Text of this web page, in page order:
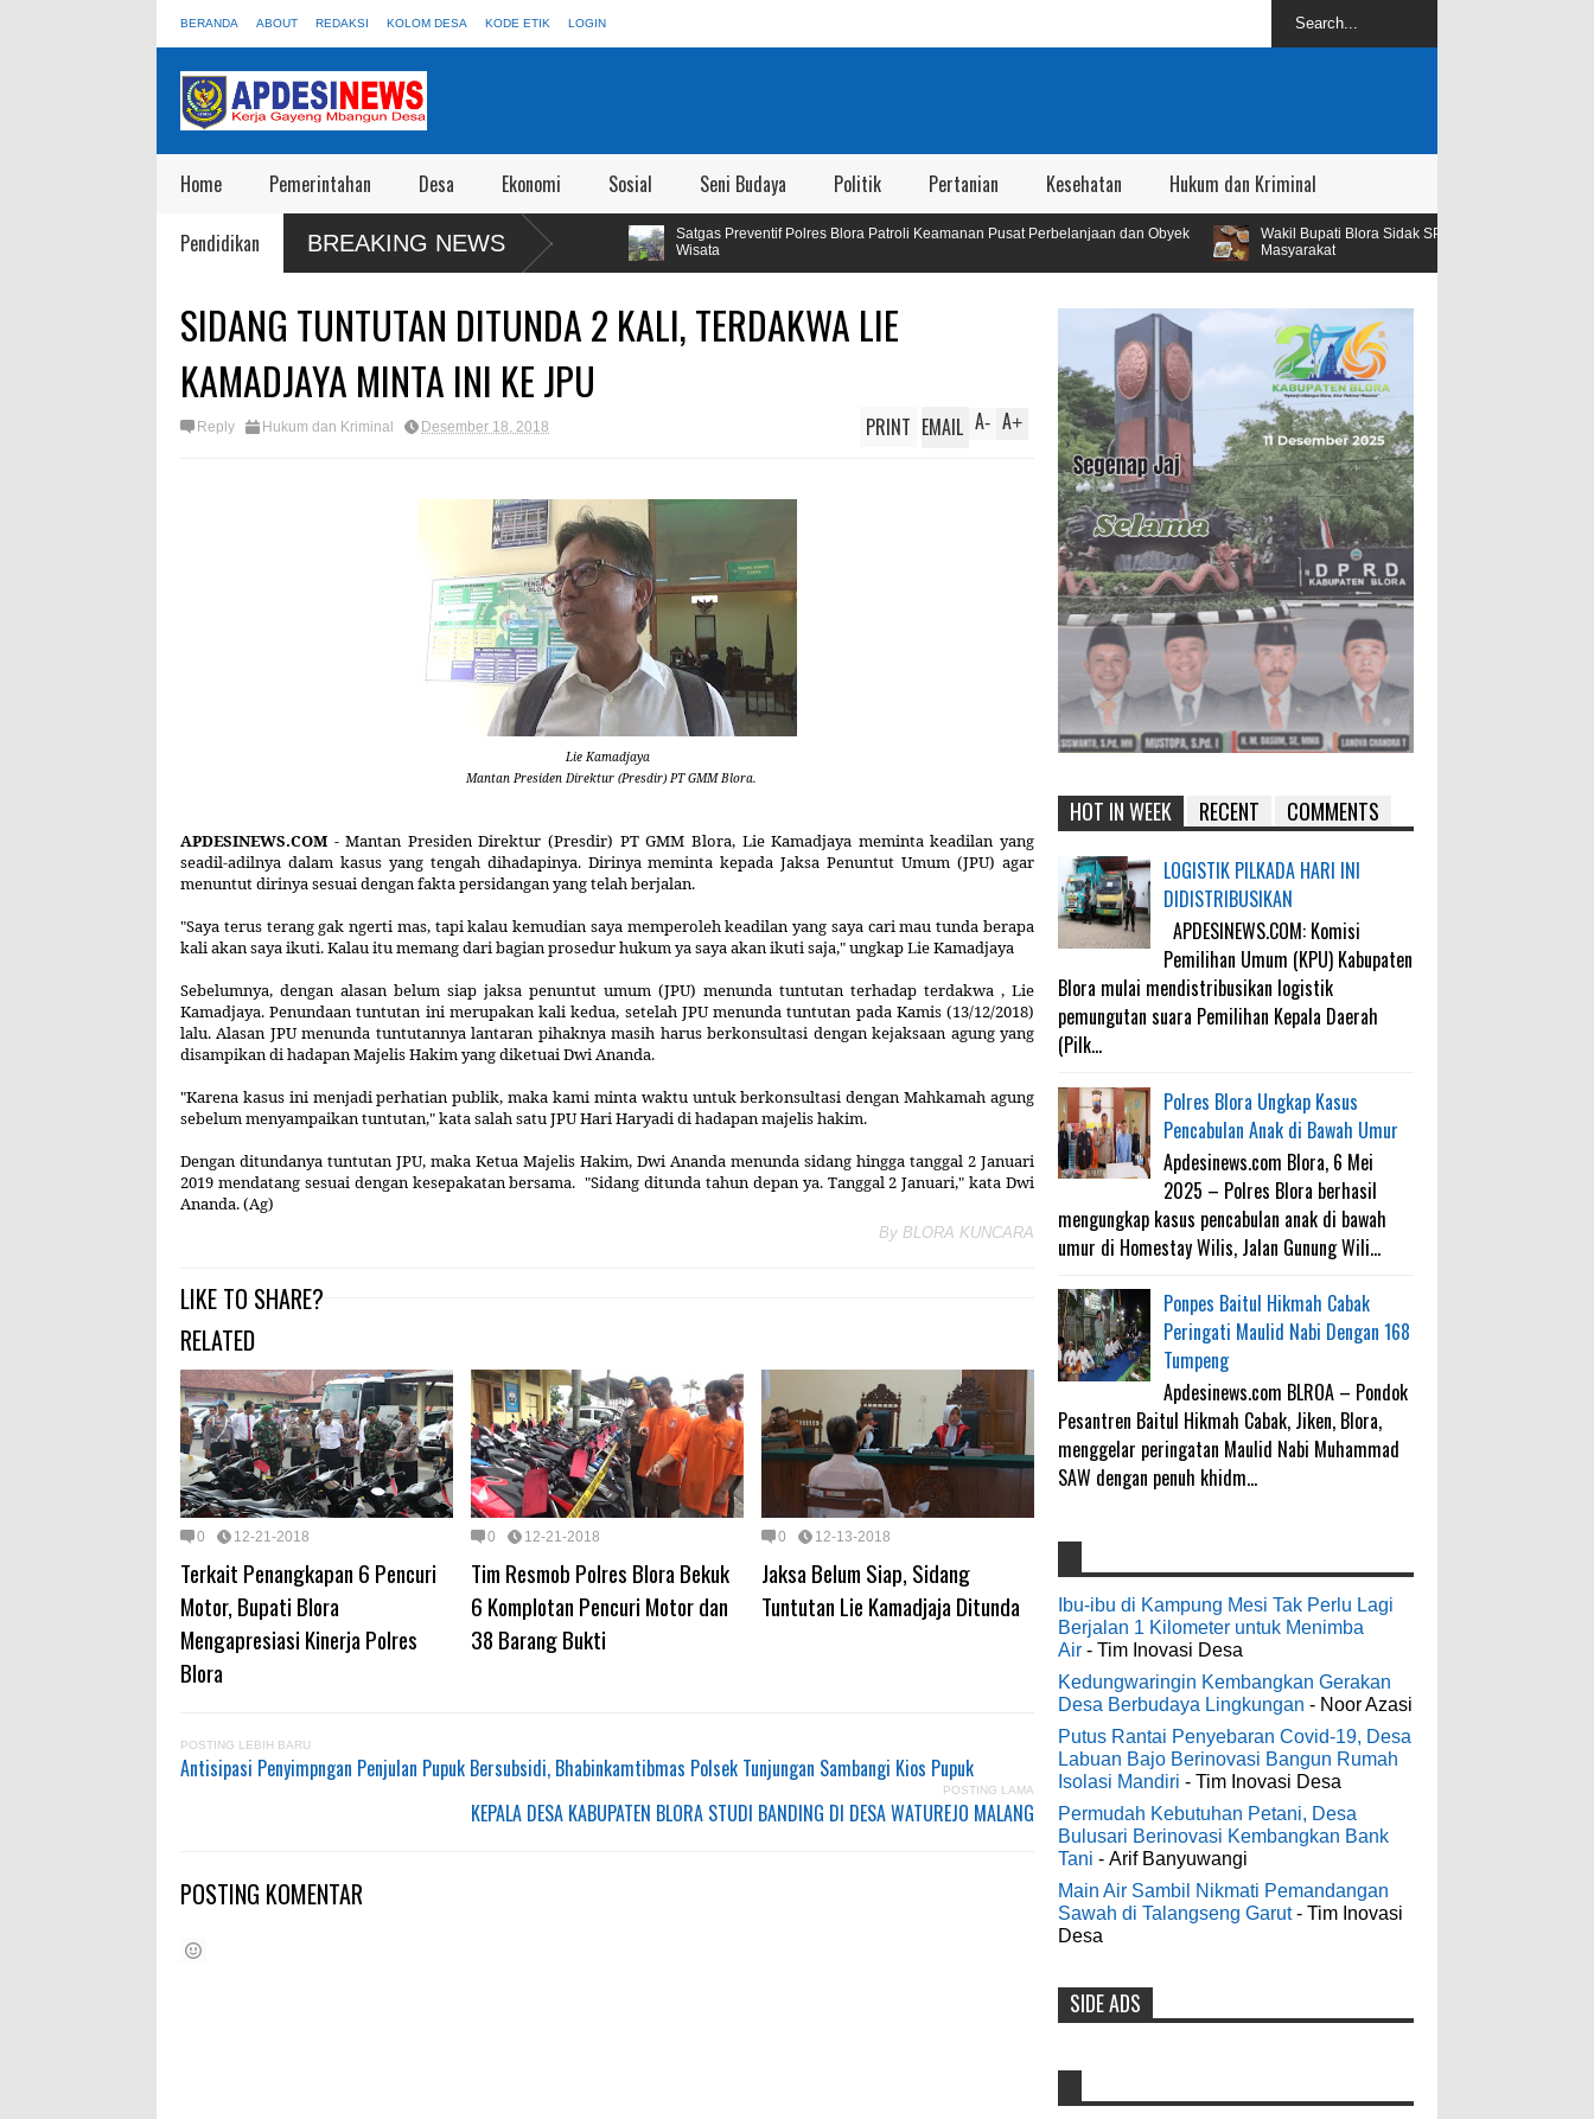
BERANDA ABOUT REDAKSI KOLOM DESA KODE ETIK LOGIN
Home Pemerintahan Desa Ekonomi Sosial Seni Budaya Politik Pertanian Kesehatan Hukum dan Kriminal
Pendidikan BREAKING NEWS
55 Truk KDKMP Jangan Sampai Disewakan Apalagi Viral Salah
Satgas Preventif Polres Blora Patroli Keamanan Pusat Perbelanjaan dan Obyek
Wisata
Wakil Bupati Blora Sidak SPPG Kedungbecici Menyusul Adanya Aduan
SIDANG TUNTUTAN DITUNDA 2 KALI, TERDAKWA LIE
KAMADJAYA MINTA INI KE JPU
Reply Hukum dan Kriminal Desember 18, 2018 A+
A-
PRINT EMAIL
Lie Kamadjaya
Mantan Presiden Direktur (Presdir) PT GMM Blora.
APDESINEWS.COM -Mantan Presiden Direktur (Presdir) PT GMM Blora, Lie Kamadjaya meminta keadilan yang
seadil-adilnya dalam kasus yang tengah dihadapinya. Dirinya meminta kepada Jaksa Penuntut Umum (JPU) agar
menuntut dirinya sesuai dengan fakta persidangan yang telah berjalan.
"Saya terus terang gak ngerti mas, tapi kalau kemudian saya memperoleh keadilan yang saya cari mau tunda berapa
kali akan saya ikuti. Kalau itu memang dari bagian prosedur hukum ya saya akan ikuti saja," ungkap Lie Kamadjaya
Sebelumnya, dengan alasan belum siap jaksa penuntut umum (JPU) menunda tuntutan terhadap terdakwa , Lie
Kamadjaya. Penundaan tuntutan ini merupakan kali kedua, setelah JPU menunda tuntutan pada Kamis (13/12/2018)
lalu. Alasan JPU menunda tuntutannya lantaran pihaknya masih harus berkonsultasi dengan kejaksaan agung yang
disampikandi hadapan Majelis Hakim yang diketuaiDwi Ananda.
"Karena kasus ini menjadi perhatian publik, maka kami minta waktu untuk berkonsultasi dengan Mahkamah agung
sebelum menyampaikan tuntutan," kata salah satu JPU Hari Haryadi di hadapan majelis hakim.
Dengan ditundanya tuntutan JPU, maka Ketua Majelis Hakim, Dwi Ananda menunda sidang hingga tanggal 2 Januari
2019 mendatang sesuai dengan kesepakatan bersama. "Sidang ditunda tahun depan ya. Tanggal 2 Januari," kata Dwi
Ananda. (Ag)
By BLORA KUNCARA
LIKE TO SHARE?
RELATED
0 12-21-2018
Terkait Penangkapan 6 Pencuri
Motor, Bupati Blora
Mengapresiasi Kinerja Polres
Blora
0 12-21-2018
Tim Resmob Polres Blora Bekuk
6 Komplotan Pencuri Motor dan
38 Barang Bukti
0 12-13-2018
Jaksa Belum Siap, Sidang
Tuntutan Lie Kamadjaja Ditunda
POSTING LEBIH BARU
Antisipasi Penyimpngan Penjulan Pupuk Bersubsidi, Bhabinkamtibmas Polsek Tunjungan Sambangi Kios Pupuk
POSTING LAMA
KEPALA DESA KABUPATEN BLORA STUDI BANDING DI DESA WATUREJO MALANG
POSTING KOMENTAR
HOT IN WEEK RECENT COMMENTS
LOGISTIK PILKADA HARI INI
DIDISTRIBUSIKAN
APDESINEWS.COM: Komisi
Pemilihan Umum (KPU) Kabupaten
Blora mulai mendistribusikan logistik
pemungutan suara Pemilihan Kepala Daerah
(Pilk...
Polres Blora Ungkap Kasus
Pencabulan Anak di Bawah Umur
Apdesinews.com Blora, 6 Mei
2025 – Polres Blora berhasil
mengungkap kasus pencabulan anak di bawah
umur di Homestay Wilis, Jalan Gunung Wili...
Ponpes Baitul Hikmah Cabak
Peringati Maulid Nabi Dengan 168
Tumpeng
Apdesinews.com BLROA – Pondok
Pesantren Baitul Hikmah Cabak, Jiken, Blora,
menggelar peringatan Maulid Nabi Muhammad
SAW dengan penuh khidm...
4000 Petani Hutan Blora Bakal
Digelontor Bantuan CSR Jumbo dan
Bibit Ternak Gratis
0 8-4-2026
Indonesia Ceria Run Diharapkan
Bawa Dampak Positif Bagi Olah
Raga dan Ekonomi Blora
Dari SILPA 90 Miliar Hingga
Masalah Air Bersih Bupati Blora
Beberkan Solusi di Paripurna DPRD
Diresmikan Serentak Oleh Presiden
galateapacino:
3-6-2022
Men's Black Titanium Wedding
Band - The Ottawa SenatorsThe Men's
Black titanium i phone case Titanium
Wedding Band is the world's first
dedicated wedding band how strong is
titanium for Wo...
odenjaea:
3-4-2022
Casino - DrmcdCasino is 부산
광역 출장안마 open and excited 고양 출장
샵 to welcome you back 의정부 출장샵 to
gaming! Experience our great mix of slots,
table games 제주 출장안마 and video
Anonymous:
Ibu-ibu di Kampung Mesi Tak Perlu Lagi
Berjalan 1 Kilometer untuk Menimba
Air - Tim Inovasi Desa
Kedungwaringin Kembangkan Gerakan
Desa Berbudaya Lingkungan - Noor Azasi
Putus Rantai Penyebaran Covid-19, Desa
Labuan Bajo Berinovasi Bangun Rumah
Isolasi Mandiri - Tim Inovasi Desa
Permudah Kebutuhan Petani, Desa
Bulusari Berinovasi Kembangkan Bank
Tani - Arif Banyuwangi
Main Air Sambil Nikmati Pemandangan
Sawah di Talangseng Garut- Tim Inovasi
Desa
SIDE ADS